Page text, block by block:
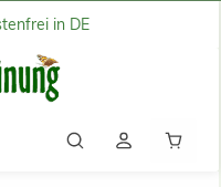
in DE